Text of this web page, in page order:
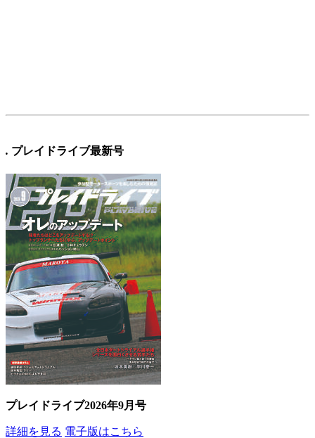
. プレイドライブ最新号
プレイドライブ2026年9月号
詳細を見る 電子版はこちら